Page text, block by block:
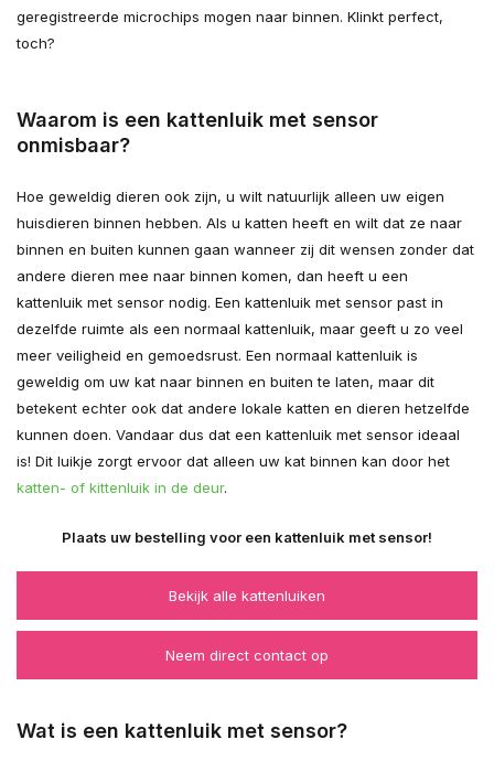
geregistreerde microchips mogen naar binnen. Klinkt perfect,
toch?
Waarom is een kattenluik met sensor
onmisbaar?
Hoe geweldig dieren ook zijn, u wilt natuurlijk alleen uw eigen
huisdieren binnen hebben. Als u katten heeft en wilt dat ze naar
binnen en buiten kunnen gaan wanneer zij dit wensen zonder dat
andere dieren mee naar binnen komen, dan heeft u een
kattenluik met sensor nodig. Een kattenluik met sensor past in
dezelfde ruimte als een normaal kattenluik, maar geeft u zo veel
meer veiligheid en gemoedsrust. Een normaal kattenluik is
geweldig om uw kat naar binnen en buiten te laten, maar dit
betekent echter ook dat andere lokale katten en dieren hetzelfde
kunnen doen. Vandaar dus dat een kattenluik met sensor ideaal
is! Dit luikje zorgt ervoor dat alleen uw kat binnen kan door het
katten- of kittenluik in de deur.
Plaats uw bestelling voor een kattenluik met sensor!
Bekijk alle kattenluiken
Neem direct contact op
Wat is een kattenluik met sensor?